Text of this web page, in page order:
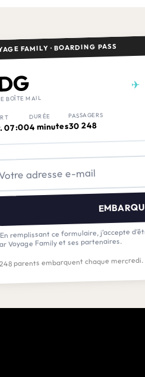
FAMILY · BOARDING PASS
BOÎTE MAIL
✈
07:00
DURÉE
4 minutes
PASSAGERS
30 248
remplissant ce formulaire, j’accepte
Voyage Family et ses partenaires.
parents embarquent chaque mercredi.